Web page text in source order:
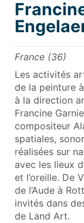
France (36)
Les activités
de la peinture
à la direction
Francine
compositeur
spatiales,
réalisées sur
avec les lieux
et l’oreille. De
de l’Aude à
invités dans
de Land Art.